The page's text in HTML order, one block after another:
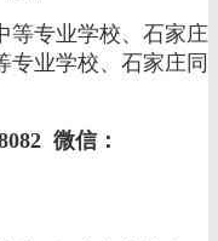
等专业学校、石家庄
专业学校、石家庄同
微信：